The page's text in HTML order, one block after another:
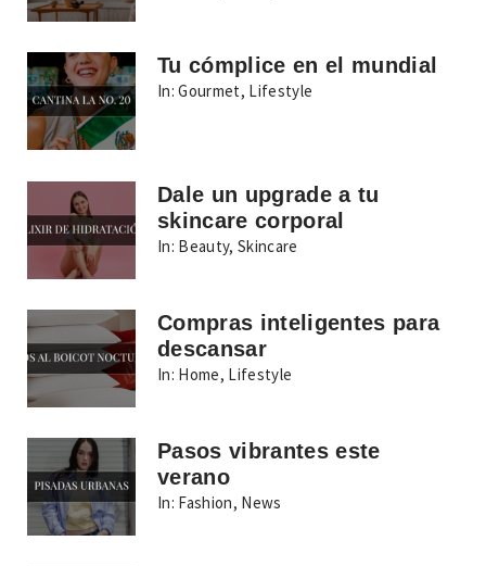
Tu cómplice en el mundial
In: Gourmet, Lifestyle
Dale un upgrade a tu
skincare corporal
In: Beauty,Skincare
Compras inteligentes para
descansar
In: Home, Lifestyle
Pasos vibrantes este
verano
In: Fashion, News